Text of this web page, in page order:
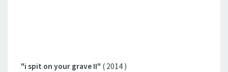
"i spit on your grave II" ( 2014 )